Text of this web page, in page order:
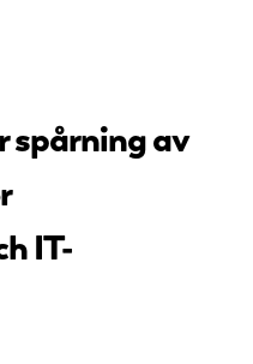
spårning av
IT-